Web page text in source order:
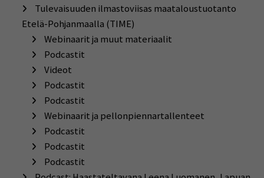
Tulevaisuuden ilmastoviisas maataloustuotanto
Etelä-Pohjanmaalla (TIME)
Webinaarit ja muut materiaalit
Podcastit
Videot
Podcastit
Podcastit
Webinaarit ja pellonpiennartallenteet
Podcastit
Podcastit
Podcastit